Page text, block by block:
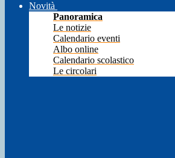
Novità
Panoramica
Le notizie
Calendario eventi
Albo online
Calendario scolastico
Le circolari